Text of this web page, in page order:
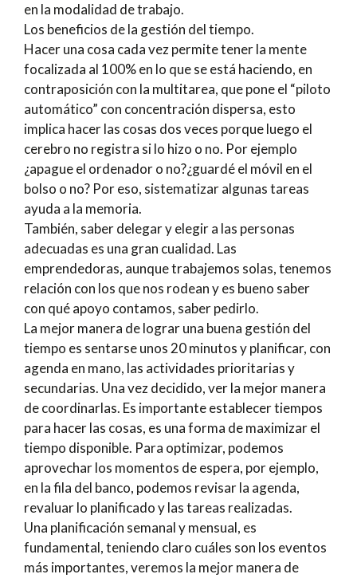
en la modalidad de trabajo.
Los beneficios de la gestión del tiempo.
Hacer una cosa cada vez permite tener la mente
focalizada al 100% en lo que se está haciendo, en
contraposición con la multitarea, que pone el “piloto
automático” con concentración dispersa, esto
implica hacer las cosas dos veces porque luego el
cerebro no registra si lo hizo o no. Por ejemplo
¿apague el ordenador o no?¿guardé el móvil en el
bolso o no? Por eso, sistematizar algunas tareas
ayuda a la memoria.
También, saber delegar y elegir a las personas
adecuadas es una gran cualidad. Las
emprendedoras, aunque trabajemos solas, tenemos
relación con los que nos rodean y es bueno saber
con qué apoyo contamos, saber pedirlo.
La mejor manera de lograr una buena gestión del
tiempo es sentarse unos 20 minutos y planificar, con
agenda en mano, las actividades prioritarias y
secundarias. Una vez decidido, ver la mejor manera
de coordinarlas. Es importante establecer tiempos
para hacer las cosas, es una forma de maximizar el
tiempo disponible. Para optimizar, podemos
aprovechar los momentos de espera, por ejemplo,
en la fila del banco, podemos revisar la agenda,
revaluar lo planificado y las tareas realizadas.
Una planificación semanal y mensual, es
fundamental, teniendo claro cuáles son los eventos
más importantes, veremos la mejor manera de